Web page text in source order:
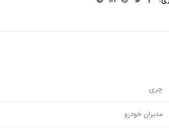
چری
مدیران خودرو